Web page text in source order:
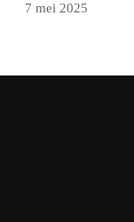
7 mei 2025